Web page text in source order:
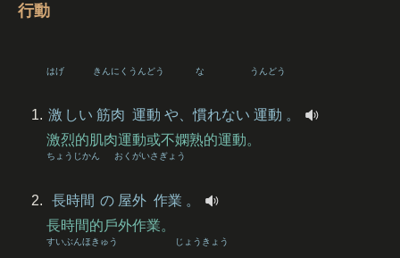
行動
激
はげ
しい 筋肉
きんにく
運動
うんどう
や、慣
な
れない 運動
うんどう
。
激烈的肌肉運動或不嫻熟的運動。
長時間
ちょうじかん
の 屋外
おくがい
作業
さぎょう
。
長時間的戶外作業。
すいぶんほきゅう じょうきょう